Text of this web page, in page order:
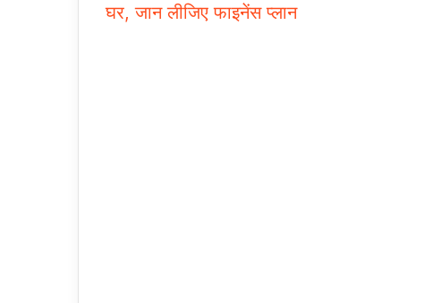
घर, जान लीजिए फाइनेंस प्लान